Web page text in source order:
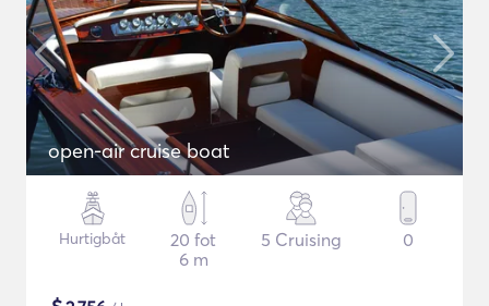
open-air cruise boat
Hurtigbåt
20 fot
6 m
5 Cruising 0